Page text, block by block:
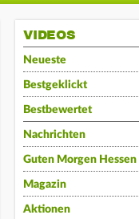
VIDEOS
Neueste
Bestgeklickt
Bestbewertet
Nachrichten
Guten Morgen Hessen
Magazin
Aktionen